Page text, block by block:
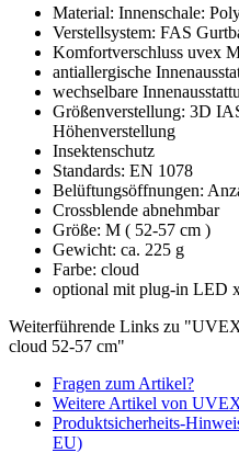
Material: Innenschale:
Verstellsystem: FAS
Komfortverschluss uvex
antiallergische
wechselbare
Größenverstellung: 3D
Höhenverstellung
Insektenschutz
Standards: EN 1078
Belüftungsöffnungen:
Crossblende abnehmbar
Größe: M ( 52-57 cm )
Gewicht: ca. 225 g
Farbe: cloud
optional mit plug-in LED
Weiterführende Links zu
cloud 52-57 cm"
Fragen zum Artikel?
Weitere Artikel von
Produktsicherheits-
EU)